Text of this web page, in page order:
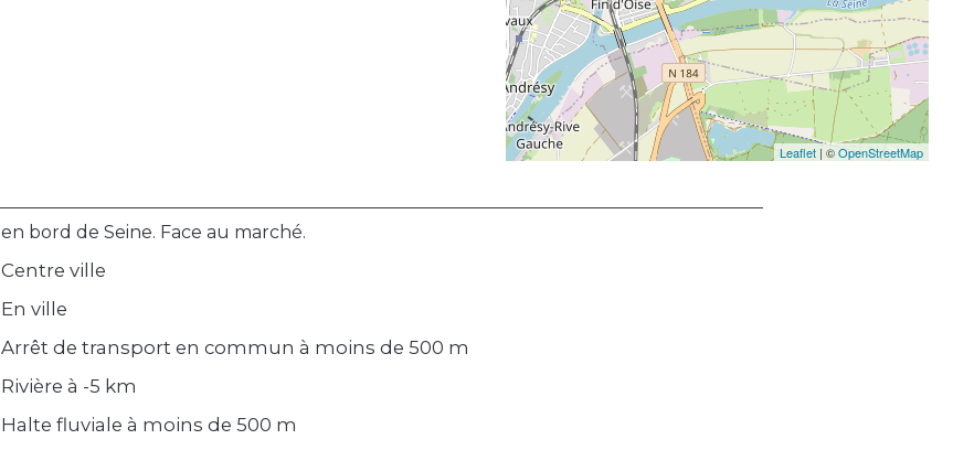
Leaflet| ©OpenStreetMap
en bord de Seine. Face au marché.
Centre ville
En ville
Arrêt de transport en commun à moins de 500 m
Rivière à -5 km
Halte fluviale à moins de 500 m